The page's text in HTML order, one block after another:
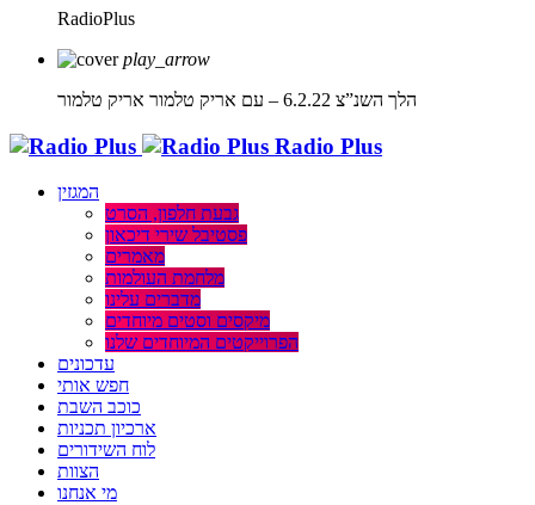
RadioPlus
play_arrow
הלך השנ”צ 6.2.22 – עם אריק טלמור
אריק טלמור
Radio Plus
המגזין
גבעת חלפון, הסרט
פסטיבל שירי דיכאון
מאמרים
מלחמת העולמות
מדברים עלינו
מיקסים וסטים מיוחדים
הפרוייקטים המיוחדים שלנו
עדכונים
חפש אותי
כוכב השבת
ארכיון תכניות
לוח השידורים
הצוות
מי אנחנו